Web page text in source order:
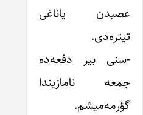
عصبدن یاناغی
تیتره‌دی.
-سنی بیر دفعه‌ده
جمعه نامازیندا
گؤرمه‌میشم.